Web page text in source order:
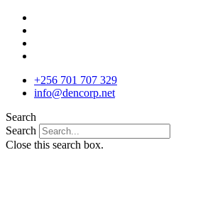
Skip
content
+256 701 707 329
info@dencorp.net
Search
Search
Close this search box.